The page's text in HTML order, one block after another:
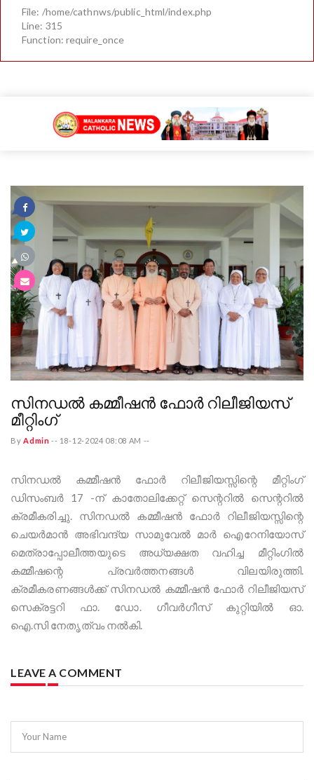
File: /home/cathnws/public_html/index.php
Line: 315
Function: require_once
സിനഡൽ കമ്മീഷൻ ഫോർ റിലീജിയസ്
മീറ്റിംഗ്
ByAdmin -- 18-12-2024 08:08 AM --
സിനഡൽ കമ്മീഷൻ ഫോർ റിലീജിയസ്സിന്റെ മീറ്റിംഗ്
ഡിസംബർ 17 -ന് കാതോലിക്കേറ്റ് സെന്ററിൽ സെന്ററിൽ
ക്രമീകരിച്ചു. സിനഡൽ കമ്മീഷൻ ഫോർ റിലീജിയസ്സിന്റെ
ചെയർമാൻ അഭിവന്ദ്യ സാമുവേൽ മാർ ഐറേനിയോസ്
മെത്രാപ്പോലീത്തയുടെ അധ്യക്ഷത വഹിച്ച മീറ്റിംഗിൽ
കമ്മീഷന്റെ പ്രവർത്തനങ്ങൾ വിലയിരുത്തി.
ക്രമീകരണങ്ങൾക്ക് സിനഡൽ കമ്മീഷൻ ഫോർ റിലീജിയസ്
സെക്രട്ടറി ഫാ. ഡോ. ഗീവർഗീസ് കുറ്റിയിൽ ഓ.
ഐ.സി നേതൃത്വം നൽകി.
LEAVE A COMMENT
Your Name